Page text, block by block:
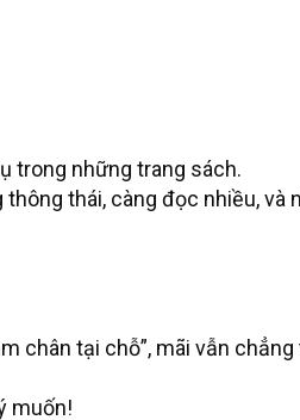
trong những trang sách.
thái, càng đọc nhiều,
chân tại chỗ”, mãi vẫn
muốn!